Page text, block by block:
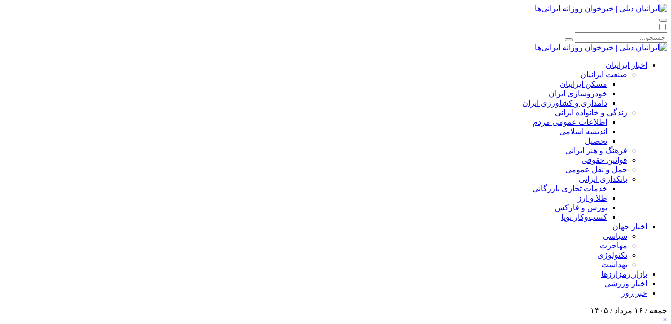
اخبار ایرانیان
صنعت ایرانیان
مسکن ایرانیان
خودروسازی ایران
دامداری و کشاورزی ایران
زندگی و خانواده ایرانی
اطلاعات عمومی مردم
اندیشه اسلامی
تحصیل
فرهنگ و هنر ایرانی
قوانین حقوقی
حمل و نقل عمومی
بانکداری ایرانی
خدمات تجاری بازرگانی
طلا و ارز
بورس و فارکس
کسب‌وکار نوپا
اخبار جهان
سیاسی
مهاجرت
تکنولوژی
بهداشت
بازار رمزارزها
اخبار ورزشی
خبر روز
جمعه / ۱۶ مرداد / ۱۴۰۵
×